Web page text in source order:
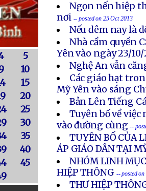
5
10
15
20
25
30
35
40
45
Ngọn nến hiệp
nơi -- posted on 25 Oct 2013
Nếu đêm nay là
Nhà cầm quyền
Yên vào ngày 23/10/
Nghệ An vẫn
Các giáo hạt
Mỹ Yên vào sáng
Bản Lên Tiếng
Tuyên bố về
vào đường cùng --
TUYÊN BỐ CỦA
ÁP GIÁO DÂN TẠI
NHÓM LINH
HIỆP THÔNG -- posted on
THƯ HIỆP